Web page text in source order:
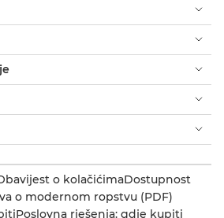
o kolačićimaDostupnost
o modernom ropstvu (PDF)
Poslovna rješenja: gdje kupiti